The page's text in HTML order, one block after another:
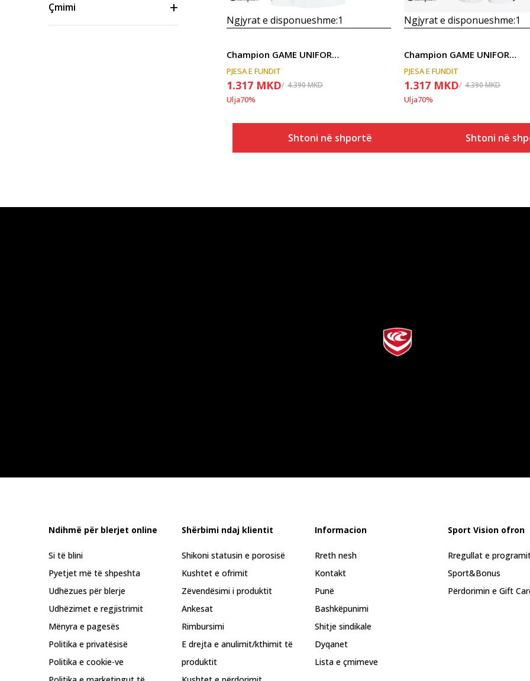
Çmimi
Ngjyrat e disponueshme:1
Champion GAME UNIFORM-SUBLIMATIC
PJESA E FUNDIT
1.317 MKD 4.390MKD
Ulja70%
Shtoni në shportë
Ngjyrat e disponueshme:1
Champion GAME UNIFORM-SUBLIMATIC
PJESA E FUNDIT
1.317 MKD 4.390MKD
Ulja70%
Shtoni në
Ndihmë për blerjet online
Si të blini
Pyetjet më të shpeshta
Udhëzues për blerje
Udhëzimet e regjistrimit
Mënyra e pagesës
Politika e privatësisë
Politika e cookie-ve
Shërbimi ndaj klientit
Shikoni statusin e porosisë
Kushtet e ofrimit
Zëvendësimi i produktit
Ankesat
Rimbursimi
E drejta e anulimit/kthimit të
produktit
Informacion
Rreth nesh
Kontakt
Punë
Bashkëpunimi
Shitje sindikale
Dyqanet
Lista e çmimeve
Sport Vision ofron
Rregullat e
Sport&Bonus
Përdorimin e Gift